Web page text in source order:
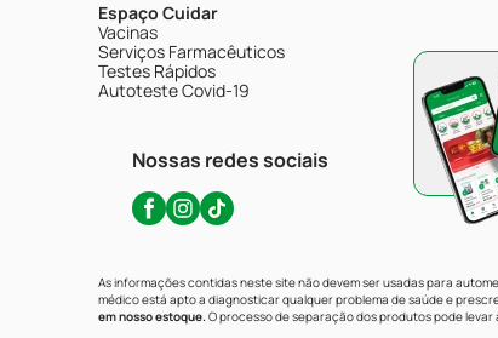
Espaço Cuidar
Vacinas
Serviços Farmacêuticos
Testes Rápidos
Autoteste Covid-19
Nossas redes sociais
As informações contidas neste site não devem ser usadas para
médico está apto a diagnosticar qualquer problema de saúde e
em nosso estoque.O processo de separação dos produtos pode